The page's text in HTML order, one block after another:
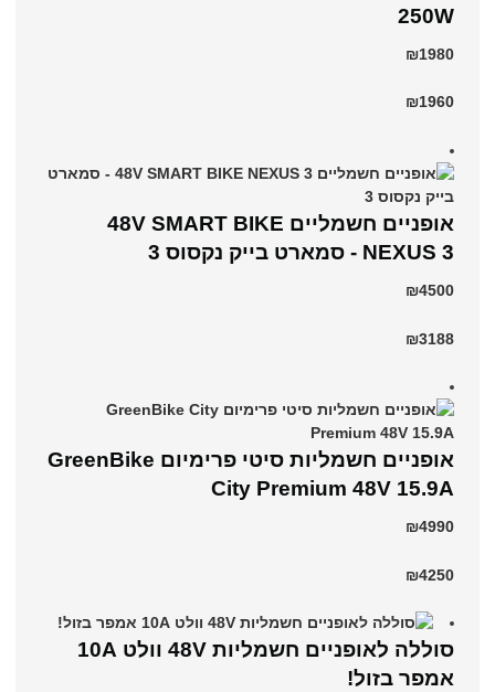
250W
₪1980
₪1960
אופניים חשמליים 48V SMART BIKE
NEXUS 3 - סמארט בייק נקסוס 3
₪4500
₪3188
אופניים חשמליות סיטי פרימיום GreenBike
City Premium 48V 15.9A
₪4990
₪4250
סוללה לאופניים חשמליות 48V וולט 10A
אמפר בזול!